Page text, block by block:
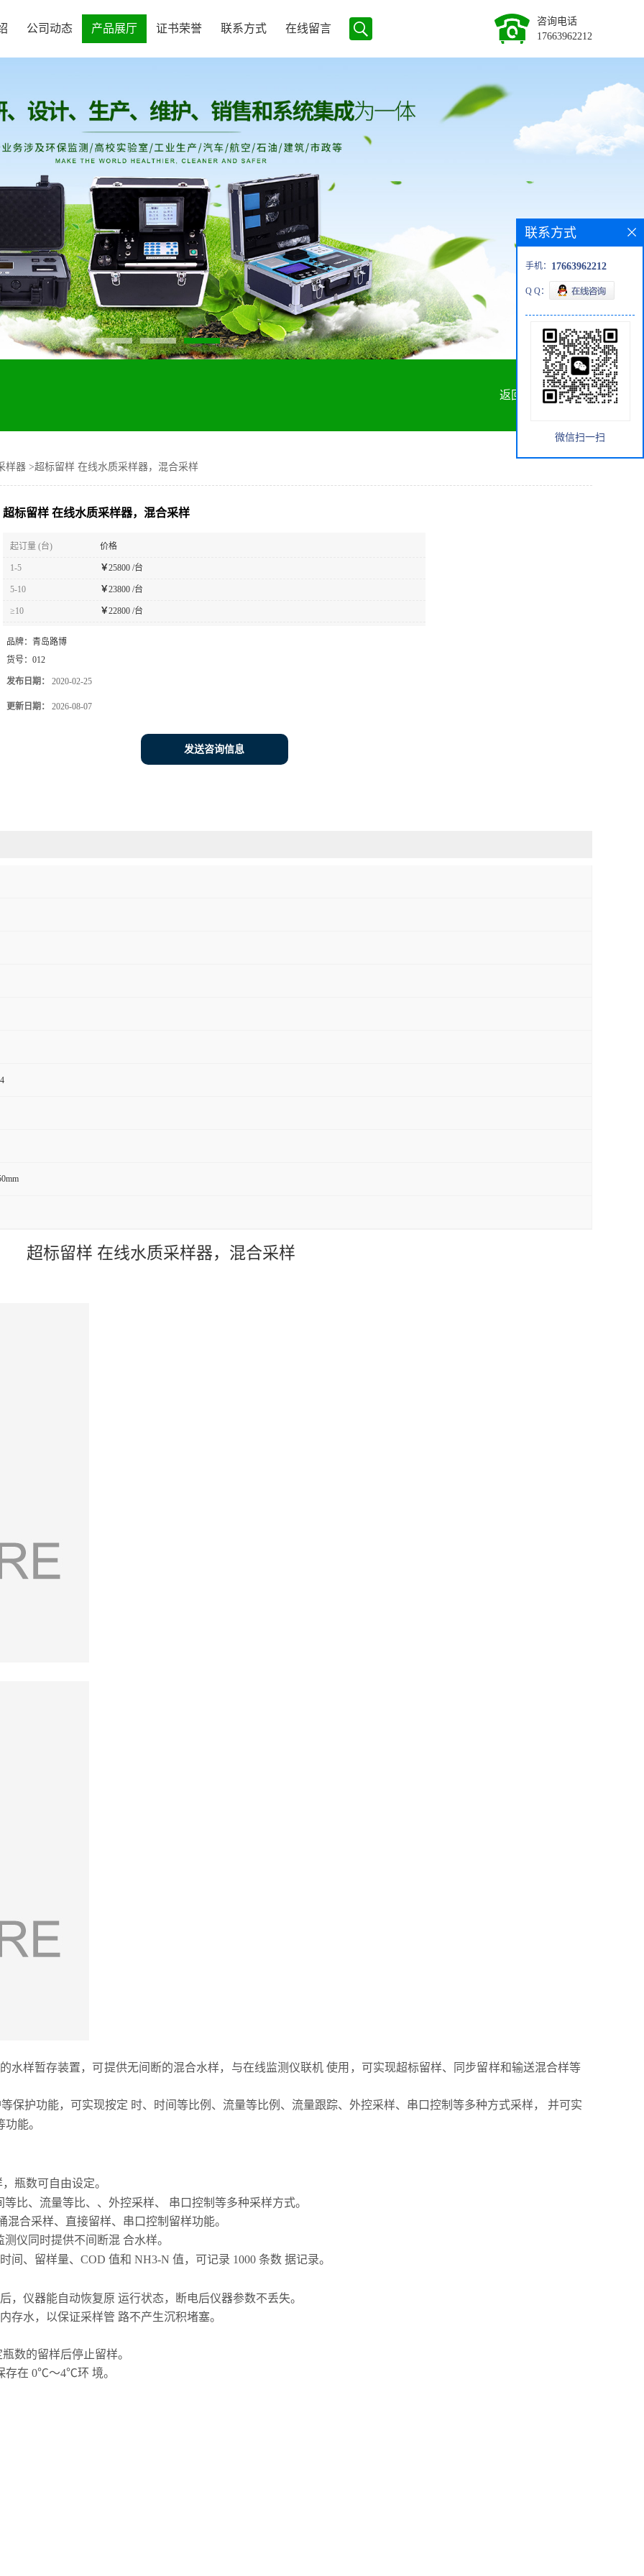
公司动态 产品展厅 证书荣誉 联系方式 在线留言
咨询电话
17663962212
返回首页
样器 >超标留样 在线水质采样器，混合采样
超标留样 在线水质采样器，混合采样
起订量 (台) 价格
1-5 ￥25800 /台
5-10 ￥23800 /台
≥10 ￥22800 /台
品牌： 青岛路博
货号： 012
发布日期： 2020-02-25
更新日期： 2026-08-07
发送咨询信息
超标留样 在线水质采样器，混合采样
水样暂存装置，可提供无间断的混合水样，与在线监测仪联机 使用，可实现超标留样、同步留样和输送混合样等
保护功能，可实现按定 时、时间等比例、流量等比例、流量跟踪、外控采样、串口控制等多种方式采样， 并可实
能。
瓶数可自由设定。
比、流量等比、、外控采样、 串口控制等多种采样方式。
合采样、直接留样、串口控制留样功能。
仪同时提供不间断混 合水样。
间、留样量、COD 值和 NH3-N 值，可记录 1000 条数 据记录。
仪器能自动恢复原 运行状态，断电后仪器参数不丢失。
存水，以保证采样管 路不产生沉积堵塞。
数的留样后停止留样。
存在 0℃～4℃环 境。
联系方式
手机： 17663962212
Q Q：
微信扫一扫